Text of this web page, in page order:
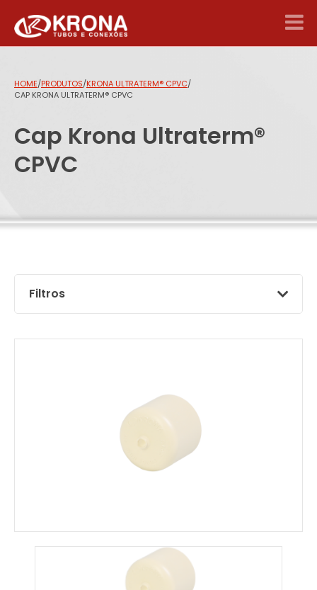
HOME/PRODUTOS/KRONA ULTRATERM® CPVC/
CAP KRONA ULTRATERM® CPVC
Cap Krona Ultraterm®
CPVC
Filtros